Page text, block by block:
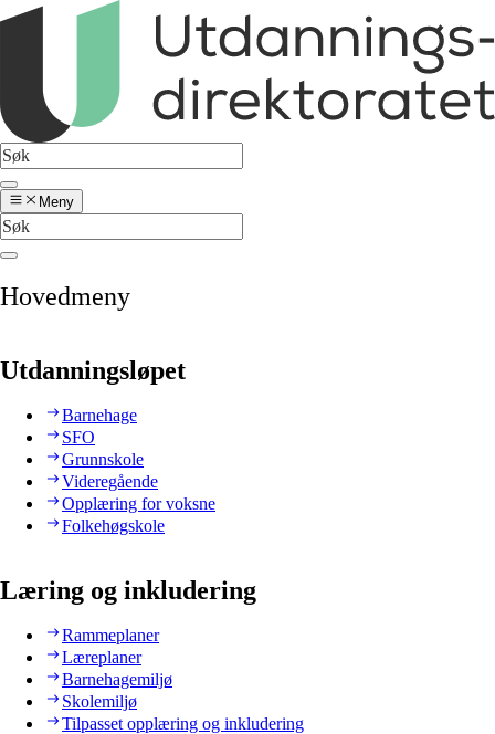
Meny
Hovedmeny
Utdanningsløpet
Barnehage
SFO
Grunnskole
Videregående
Opplæring for voksne
Folkehøgskole
Læring og inkludering
Rammeplaner
Læreplaner
Barnehagemiljø
Skolemiljø
Tilpasset opplæring og inkludering